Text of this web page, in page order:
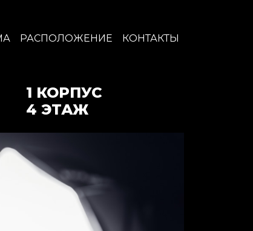
РАСПОЛОЖЕНИЕ КОНТАКТЫ
1 КОРПУС
4 ЭТАЖ